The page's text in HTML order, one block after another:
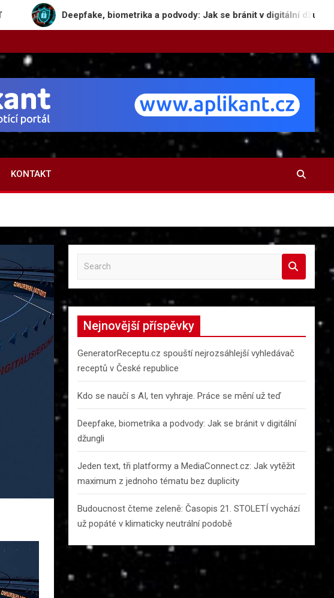
Deepfake, biometrika a podvody: Jak se bránit v digitální džungli
KONTAKT
a
r
h
Nejnovější příspěvky
GeneratorReceptu.cz spouští nejrozsáhlejší vyhledávač
receptů v České republice
Kdo se naučí s AI, ten vyhraje. Práce se mění už teď
Deepfake, biometrika a podvody: Jak se bránit v digitální
džungli
Jeden text, tři platformy a MediaConnect.cz: Jak vytěžit
maximum z jednoho tématu bez duplicity
Budoucnost čteme zeleně: Časopis 21. STOLETÍ vychází
už popáté v klimaticky neutrální podobě